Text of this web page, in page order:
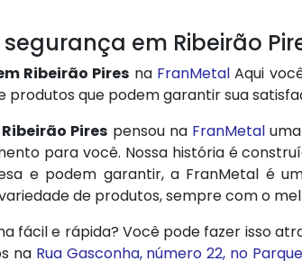
em Ribeirão
Ribeirão Pires na FranMetal Aqui
que podem garantir sua
Pires pensou na FranMetal
para você. Nossa história é
e podem garantir, a FranMetal é
de produtos, sempre com o
fácil e rápida? Você pode fazer isso
na Rua Gasconha, número 22, no